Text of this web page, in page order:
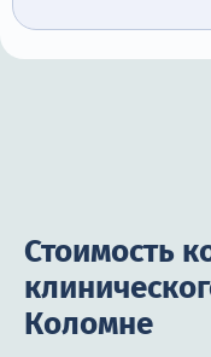
Стоимость
Коломне